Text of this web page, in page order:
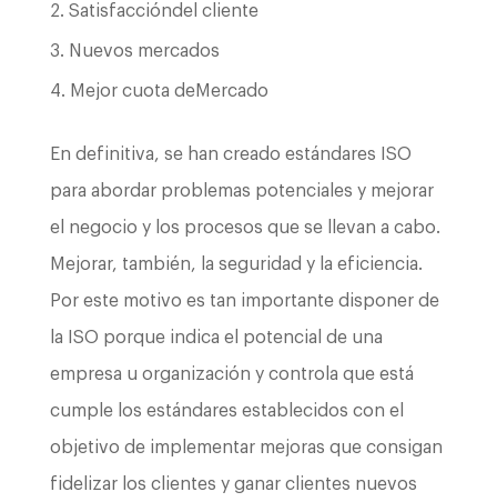
Satisfaccióndel cliente
Nuevos mercados
Mejor cuota deMercado
En definitiva, se han creado estándares ISO
para abordar problemas potenciales y mejorar
el negocio y los procesos que se llevan a cabo.
Mejorar, también, la seguridad y la eficiencia.
Por este motivo es tan importante disponer de
la ISO porque indica el potencial de una
empresa u organización y controla que está
cumple los estándares establecidos con el
objetivo de implementar mejoras que consigan
fidelizar los clientes y ganar clientes nuevos